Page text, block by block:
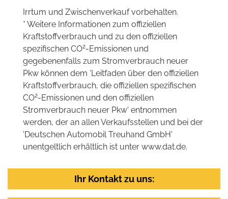
Irrtum und Zwischenverkauf vorbehalten.
* Weitere Informationen zum offiziellen
Kraftstoffverbrauch und zu den offiziellen
spezifischen CO2-Emissionen und
gegebenenfalls zum Stromverbrauch neuer
Pkw können dem 'Leitfaden über den offiziellen
Kraftstoffverbrauch, die offiziellen spezifischen
CO2-Emissionen und den offiziellen
Stromverbrauch neuer Pkw' entnommen
werden, der an allen Verkaufsstellen und bei der
'Deutschen Automobil Treuhand GmbH'
unentgeltlich erhältlich ist unter www.dat.de.
Ihr Kontakt zu uns: